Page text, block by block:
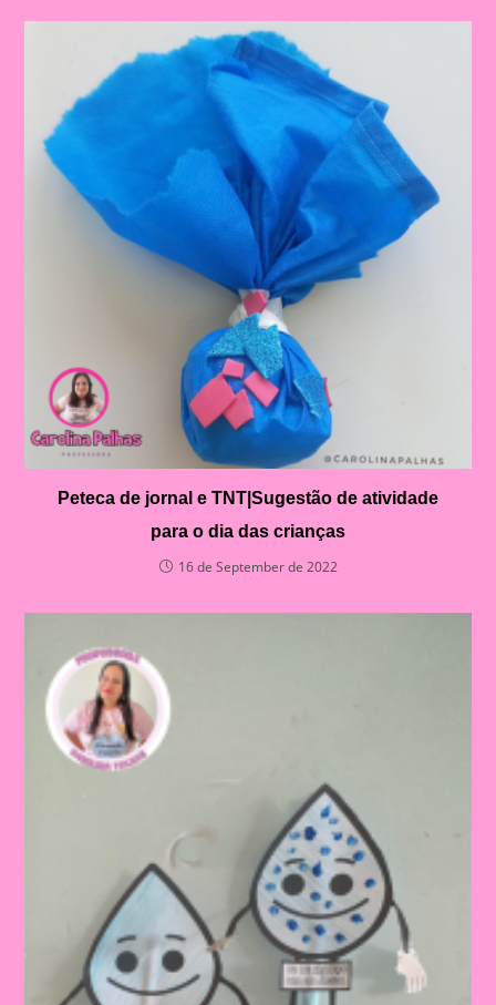
Peteca de jornal e TNT|Sugestão de atividade
para o dia das crianças
16 de September de 2022